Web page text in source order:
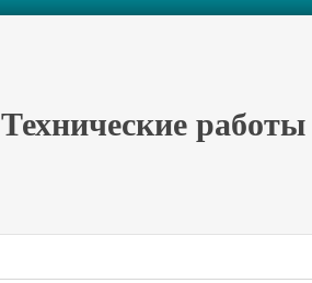
Технические работы